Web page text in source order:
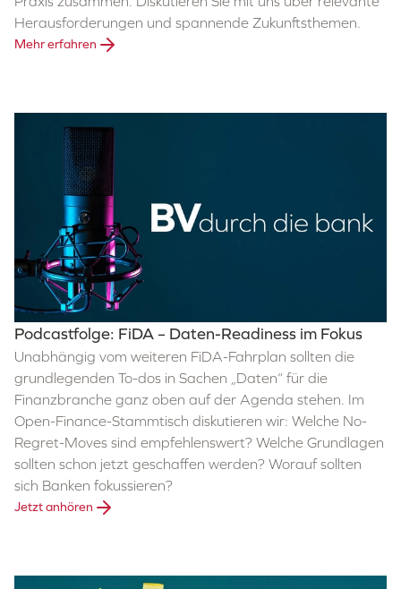
Herausforderungen und spannende Zukunftsthemen.
Mehr erfahren
Podcastfolge: FiDA – Daten-Readiness im Fokus
Unabhängig vom weiteren FiDA-Fahrplan sollten die
grundlegenden To-dos in Sachen „Daten“ für die
Finanzbranche ganz oben auf der Agenda stehen. Im
Open-Finance-Stammtisch diskutieren wir: Welche No-
Regret-Moves sind empfehlenswert? Welche Grundlagen
sollten schon jetzt geschaffen werden? Worauf sollten
sich Banken fokussieren?
Jetzt anhören